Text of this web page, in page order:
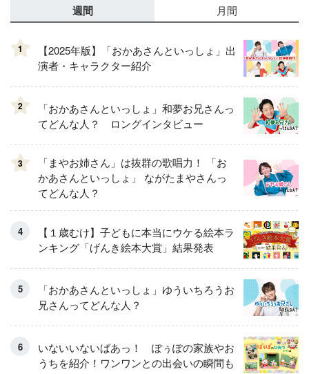
週間 月間
1
【2025年版】「おかあさんといっしょ」出
演者・キャラクター紹介
2
「おかあさんといっしょ」和夢お兄さんっ
てどんな人？ ロングインタビュー
3
「まやお姉さん」は抜群の歌唱力！ 「お
かあさんといっしょ」 ながたまやさんっ
てどんな人？
【１歳むけ】子どもに本当にウケる絵本ラ
ンキング「げんき絵本大賞」結果発表
「おかあさんといっしょ」ゆういちろうお
兄さんってどんな人？
いないいないばあっ！ ぽぅぽの家族やお
うちを紹介！ワンワンとの出会いの瞬間も